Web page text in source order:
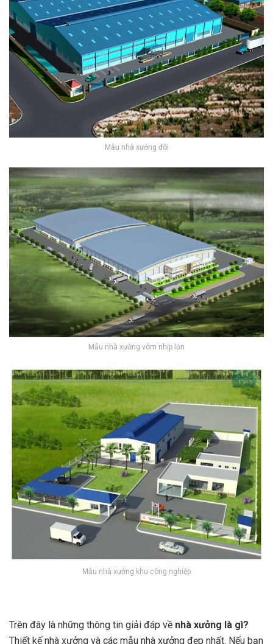
Mẫu nhà xưởng đôi
Mẫu nhà xưởng vòm nhịp lớn
Mẫu nhà xưởng khu công nghiệp
Trên đây là những thông tin giải đáp về nhà xưởng là gì?
Thiết kế nhà xưởng và các mẫu nhà xưởng đẹp nhất. Nếu bạn